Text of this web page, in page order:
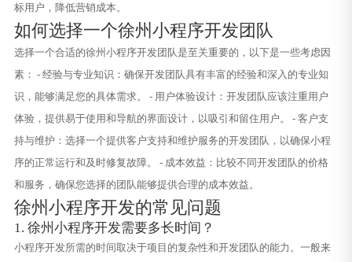
标用户，降低营销成本。
如何选择一个徐州小程序开发团队
选择一个合适的徐州小程序开发团队是至关重要的，以下是一些考虑因
素： - 经验与专业知识：确保开发团队具有丰富的经验和深入的专业知
识，能够满足您的具体需求。 - 用户体验设计：开发团队应该注重用户
体验，提供易于使用和导航的界面设计，以吸引和留住用户。 - 客户支
持与维护：选择一个提供客户支持和维护服务的开发团队，以确保小程
序的正常运行和及时修复故障。 - 成本效益：比较不同开发团队的价格
和服务，确保您选择的团队能够提供合理的成本效益。
徐州小程序开发的常见问题
1. 徐州小程序开发需要多长时间？
小程序开发所需的时间取决于项目的复杂性和开发团队的能力。一般来